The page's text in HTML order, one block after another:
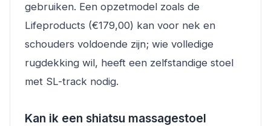
gebruiken. Een opzetmodel zoals de
Lifeproducts (€179,00) kan voor nek en
schouders voldoende zijn; wie volledige
rugdekking wil, heeft een zelfstandige stoel
met SL-track nodig.
Kan ik een shiatsu massagestoel